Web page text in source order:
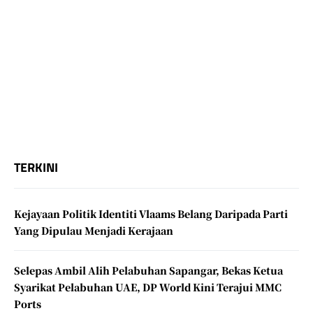
TERKINI
Kejayaan Politik Identiti Vlaams Belang Daripada Parti
Yang Dipulau Menjadi Kerajaan
Selepas Ambil Alih Pelabuhan Sapangar, Bekas Ketua
Syarikat Pelabuhan UAE, DP World Kini Terajui MMC
Ports